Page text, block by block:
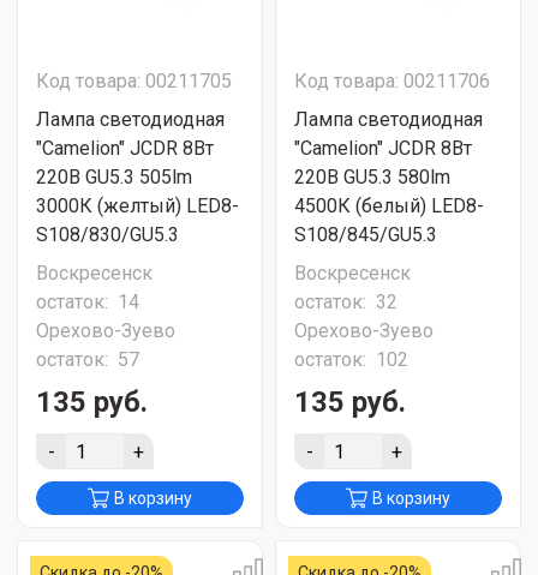
Код товара: 00211705
Лампа светодиодная
"Camelion" JCDR 8Вт
220В GU5.3 505lm
3000К (желтый) LED8-
S108/830/GU5.3
Воскресенск
остаток: 14
Орехово-Зуево
остаток: 57
135 руб.
- +
В корзину
Код товара: 00211706
Лампа светодиодная
"Camelion" JCDR 8Вт
220В GU5.3 580lm
4500К (белый) LED8-
S108/845/GU5.3
Воскресенск
остаток: 32
Орехово-Зуево
остаток: 102
135 руб.
- +
В корзину